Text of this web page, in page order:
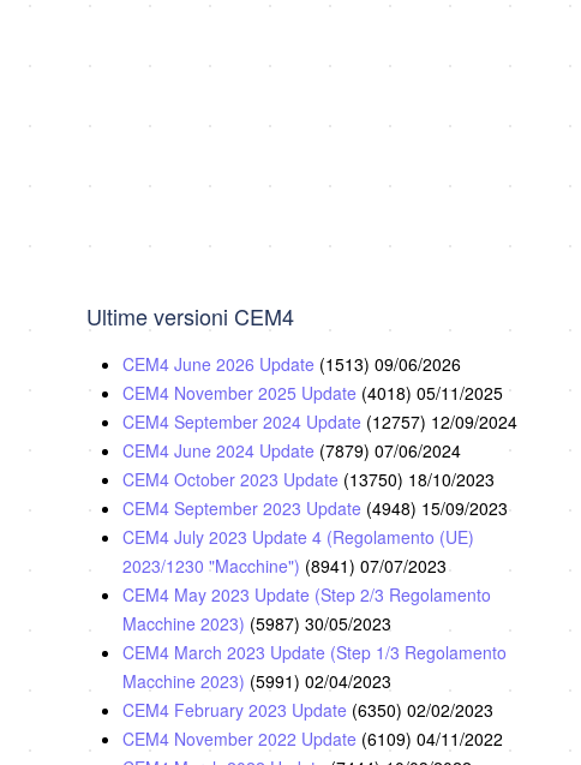
Ultime versioni CEM4
CEM4 June 2026 Update (1513) 09/06/2026
CEM4 November 2025 Update (4018) 05/11/2025
CEM4 September 2024 Update (12757) 12/09/2024
CEM4 June 2024 Update (7879) 07/06/2024
CEM4 October 2023 Update (13750) 18/10/2023
CEM4 September 2023 Update (4948) 15/09/2023
CEM4 July 2023 Update 4 (Regolamento (UE)
2023/1230 "Macchine") (8941) 07/07/2023
CEM4 May 2023 Update (Step 2/3 Regolamento
Macchine 2023) (5987) 30/05/2023
CEM4 March 2023 Update (Step 1/3 Regolamento
Macchine 2023) (5991) 02/04/2023
CEM4 February 2023 Update (6350) 02/02/2023
CEM4 November 2022 Update (6109) 04/11/2022